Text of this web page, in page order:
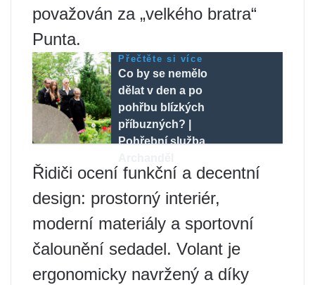
považován za „velkého bratra“
Punta.
Přečtěte si více
Co by se nemělo
dělat v den a po
pohřbu blízkých
příbuzných? |
Pohřební služba
Řidiči ocení funkční a decentní
design: prostorný interiér,
moderní materiály a sportovní
čalounění sedadel. Volant je
ergonomicky navržený a díky